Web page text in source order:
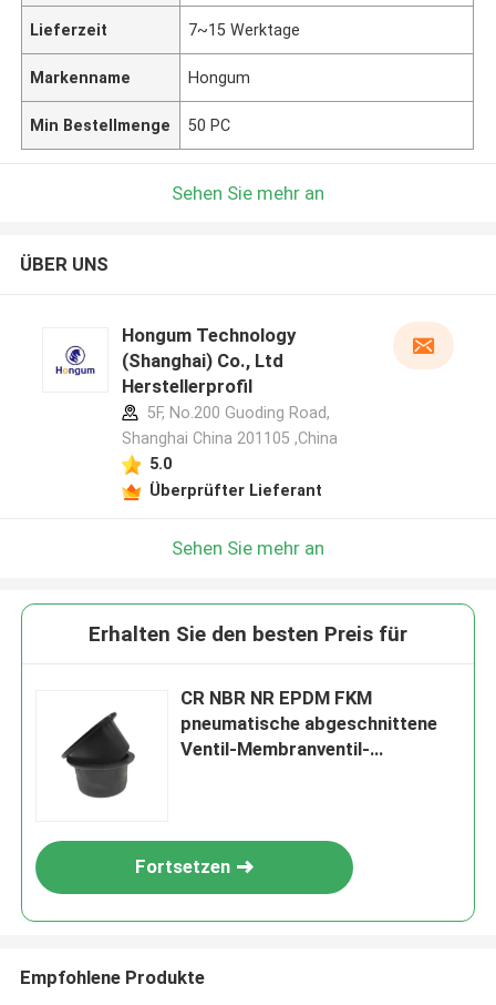
Lieferzeit 7~15 Werktage
Markenname Hongum
Min Bestellmenge 50 PC
Sehen Sie mehr an
ÜBER UNS
Hongum Technology
(Shanghai) Co., Ltd
Herstellerprofil
5F, No.200 Guoding Road,
Shanghai China 201105 ,China
5.0
Überprüfter Lieferant
Sehen Sie mehr an
Erhalten Sie den besten Preis für
CR NBR NR EPDM FKM
pneumatische abgeschnittene
Ventil-Membranventil-
Fortsetzen
Empfohlene Produkte